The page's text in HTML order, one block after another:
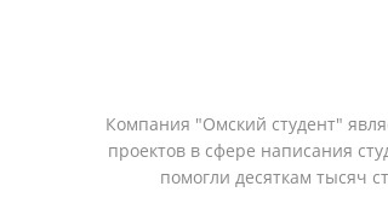
Компания "Омский студент"
проектов в сфере написания
помогли десяткам тысяч